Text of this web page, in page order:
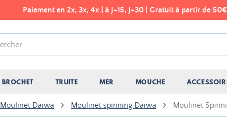
Paiement en 2x, 3x, 4x | à J+15, J+30 | Gratuit à partir de 50€
BROCHET TRUITE MER MOUCHE
Moulinet Daiwa Moulinet spinning Daiwa Moulinet